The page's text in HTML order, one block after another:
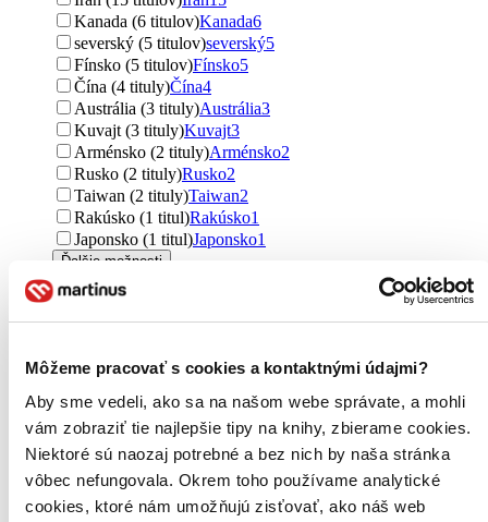
Môžeme pracovať s cookies a kontaktnými údajmi?
Aby sme vedeli, ako sa na našom webe správate, a mohli
vám zobraziť tie najlepšie tipy na knihy, zbierame cookies.
Niektoré sú naozaj potrebné a bez nich by naša stránka
vôbec nefungovala. Okrem toho používame analytické
cookies, ktoré nám umožňujú zisťovať, ako náš web
Kanada (6 titulov)Kanada6
severský (5 titulov)severský5
Fínsko (5 titulov)Fínsko5
Čína (4 tituly)Čína4
Austrália (3 tituly)Austrália3
Kuvajt (3 tituly)Kuvajt3
Arménsko (2 tituly)Arménsko2
Rusko (2 tituly)Rusko2
Taiwan (2 tituly)Taiwan2
Rakúsko (1 titul)Rakúsko1
Japonsko (1 titul)Japonsko1
Ďalšie možnosti
Útvar
romány (488 titulov)romány488
mýty (310 titulov)mýty310
bájky (77 titulov)bájky 77
poviedky (55 titulov)poviedky 55
novela (25 titulov)novela25
reportáže (3 tituly)reportáže3
básne (1 titul)
1